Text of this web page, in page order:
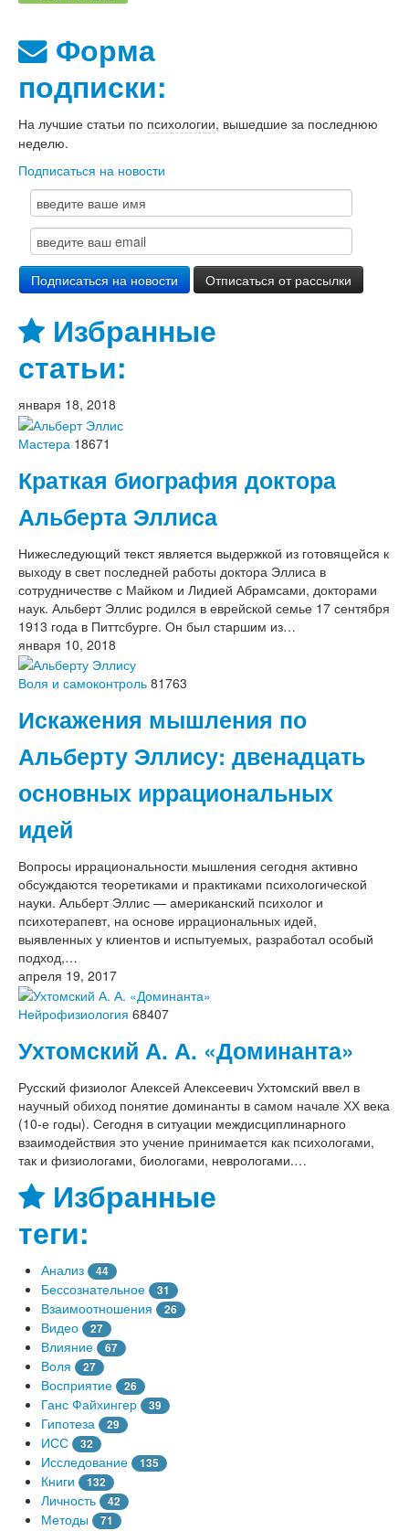
Форма
подписки:
На лучшие статьи по психологии, вышедшие за последнюю
неделю.
Подписаться на новости
Избранные
статьи:
января 18, 2018
Мастера 18671
Краткая биография доктора
Альберта Эллиса
Нижеследующий текст является выдержкой из готовящейся к
выходу в свет последней работы доктора Эллиса в
сотрудничестве с Майком и Лидией Абрамсами, докторами
наук. Альберт Эллис родился в еврейской семье 17 сентября
1913 года в Питтсбурге. Он был старшим из…
января 10, 2018
Воля и самоконтроль 81763
Искажения мышления по
Альберту Эллису: двенадцать
основных иррациональных
идей
Вопросы иррациональности мышления сегодня активно
обсуждаются теоретиками и практиками психологической
науки. Альберт Эллис — американский психолог и
психотерапевт, на основе иррациональных идей,
выявленных у клиентов и испытуемых, разработал особый
подход,…
апреля 19, 2017
Нейрофизиология 68407
Ухтомский А. А. «Доминанта»
Русский физиолог Алексей Алексеевич Ухтомский ввел в
научный обиход понятие доминанты в самом начале ХХ века
(10-е годы). Сегодня в ситуации междисциплинарного
взаимодействия это учение принимается как психологами,
так и физиологами, биологами, неврологами.…
Избранные
теги:
Анализ 44
Бессознательное 31
Взаимоотношения 26
Видео 27
Влияние 67
Воля 27
Восприятие 26
Ганс Файхингер 39
Гипотеза 29
ИСС 32
Исследование 135
Книги 132
Личность 42
Методы 71